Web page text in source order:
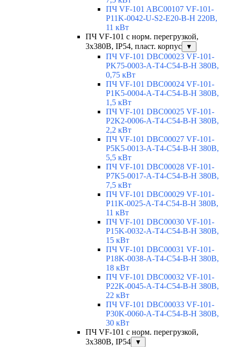
ПЧ VF-101 ABC00107 VF-101-
P11K-0042-U-S2-E20-B-H 220В,
11 кВт
ПЧ VF-101 с норм. перегрузкой,
3х380В, IP54, пласт. корпус
▼
ПЧ VF-101 DBC00023 VF-101-
PK75-0003-A-T4-C54-B-H 380В,
0,75 кВт
ПЧ VF-101 DBC00024 VF-101-
P1K5-0004-A-T4-C54-B-H 380В,
1,5 кВт
ПЧ VF-101 DBC00025 VF-101-
P2K2-0006-A-T4-C54-B-H 380В,
2,2 кВт
ПЧ VF-101 DBC00027 VF-101-
P5K5-0013-A-T4-C54-B-H 380В,
5,5 кВт
ПЧ VF-101 DBC00028 VF-101-
P7K5-0017-A-T4-C54-B-H 380В,
7,5 кВт
ПЧ VF-101 DBC00029 VF-101-
P11K-0025-A-T4-C54-B-H 380В,
11 кВт
ПЧ VF-101 DBC00030 VF-101-
P15K-0032-A-T4-C54-B-H 380В,
15 кВт
ПЧ VF-101 DBC00031 VF-101-
P18K-0038-A-T4-C54-B-H 380В,
18 кВт
ПЧ VF-101 DBC00032 VF-101-
P22K-0045-A-T4-C54-B-H 380В,
22 кВт
ПЧ VF-101 DBC00033 VF-101-
P30K-0060-A-T4-C54-B-H 380В,
30 кВт
ПЧ VF-101 с норм. перегрузкой,
3x380В, IP54
▼